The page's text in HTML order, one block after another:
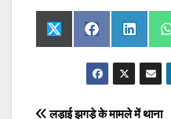
Share
on
X
(
t
Share
on
F
a
e
b
o
Share
on
L
i
n
e
I
लड़ाई झगड़े के मामले में थाना